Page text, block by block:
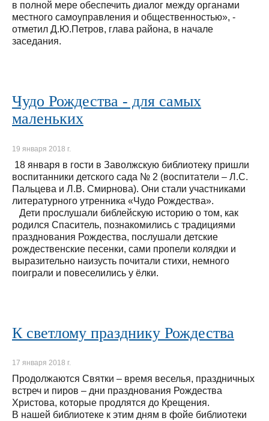
в полной мере обеспечить диалог между органами
местного самоуправления и общественностью», -
отметил Д.Ю.Петров, глава района, в начале
заседания.
Чудо Рождества - для самых
маленьких
19 января 2018 г.
18 января в гости в Заволжскую библиотеку пришли
воспитанники детского сада № 2 (воспитатели – Л.С.
Пальцева и Л.В. Смирнова). Они стали участниками
литературного утренника «Чудо Рождества».
Дети прослушали библейскую историю о том, как
родился Спаситель, познакомились с традициями
празднования Рождества, послушали детские
рождественские песенки, сами пропели колядки и
выразительно наизусть почитали стихи, немного
поиграли и повеселились у ёлки.
К светлому празднику Рождества
17 января 2018 г.
Продолжаются Святки – время веселья, праздничных
встреч и пиров – дни празднования Рождества
Христова, которые продлятся до Крещения.
В нашей библиотеке к этим дням в фойе библиотеки